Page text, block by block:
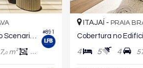
#891
Cobertura no Edifício Scenarium Brava Norte
0m² 562,
ITAJAÍ - PRAIA
4 5 4